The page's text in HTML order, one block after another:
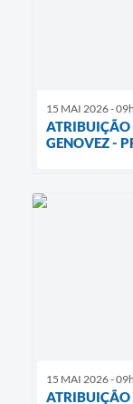
15 MAI 2026 -
ATRIBUIÇÃO
GENOVEZ -
15 MAI 2026 -
ATRIBUIÇÃO